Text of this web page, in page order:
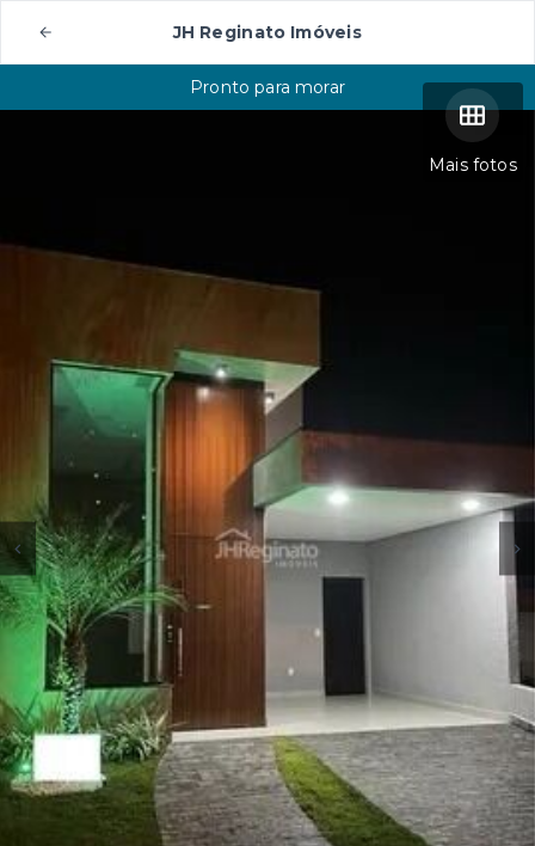
JH Reginato Imóveis
Mais fotos
Pronto para morar